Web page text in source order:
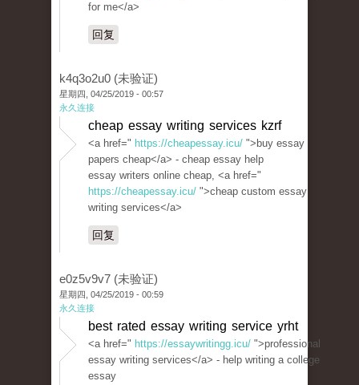
for me</a>
回复
k4q3o2u0 (未验证)
星期四, 04/25/2019 - 00:57
永久连接
cheap essay writing services kzrf
<a href=" https://cheapessay.icu/ ">buy essay
papers cheap</a> - cheap essay help
essay writers online cheap, <a href="
https://cheapessay.icu/ ">cheap custom essay
writing services</a>
回复
e0z5v9v7 (未验证)
星期四, 04/25/2019 - 00:59
永久连接
best rated essay writing service yrht
<a href=" https://essaywritingg.icu/ ">professional
essay writing services</a> - help writing a college
essay